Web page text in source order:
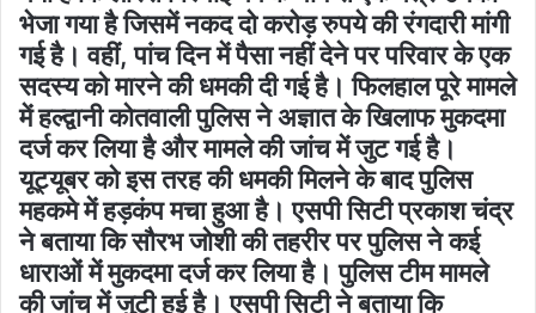
भेजा गया है जिसमें नकद दो करोड़ रुपये की रंगदारी मांगी
गई है। वहीं, पांच दिन में पैसा नहीं देने पर परिवार के एक
सदस्य को मारने की धमकी दी गई है। फिलहाल पूरे मामले
में हल्द्वानी कोतवाली पुलिस ने अज्ञात के खिलाफ मुकदमा
दर्ज कर लिया है और मामले की जांच में जुट गई है।
यूट्यूबर को इस तरह की धमकी मिलने के बाद पुलिस
महकमे में हड़कंप मचा हुआ है। एसपी सिटी प्रकाश चंद्र
ने बताया कि सौरभ जोशी की तहरीर पर पुलिस ने कई
धाराओं में मुकदमा दर्ज कर लिया है। पुलिस टीम मामले
की जांच में जुटी हुई है। एसपी सिटी ने बताया कि